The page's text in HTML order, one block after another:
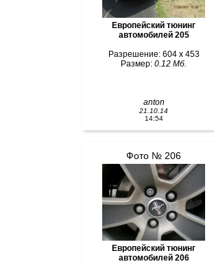
Европейский тюнинг
автомобилей 205
Разрешение: 604 x 453
Размер: 0.12 Мб.
anton
21.10.14
14:54
Фото № 206
Европейский тюнинг
автомобилей 206